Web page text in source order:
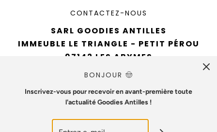
CONTACTEZ-NOUS
SARL GOODIES ANTILLES
IMMEUBLE LE TRIANGLE - PETIT PÉROU
97142 LES ABYMES
TÉL : 0690 94 61 93
CONTACT@GOODIESANTILLES.COM
NUMÉRO SIREN : 890715642
BONJOUR 🤠
Inscrivez-vous pour recevoir en avant-première toute
l'actualité Goodies Antilles !